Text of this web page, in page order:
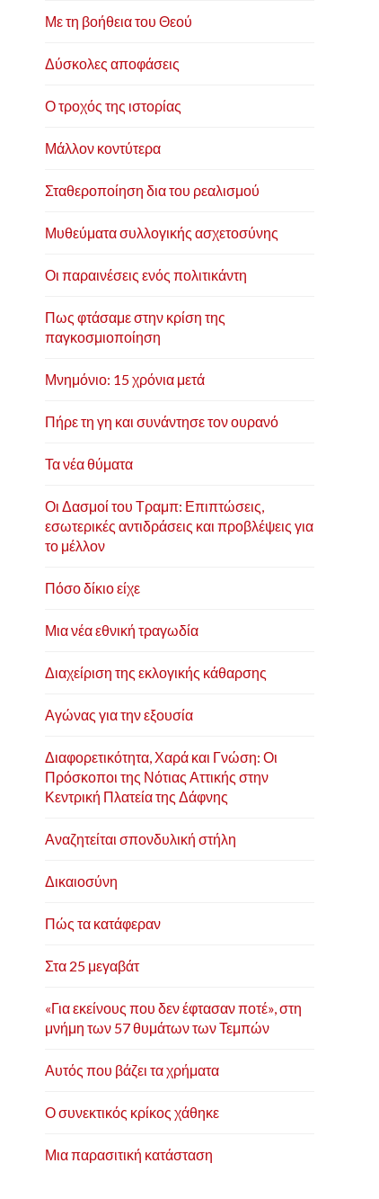
Με τη βοήθεια του Θεού
Δύσκολες αποφάσεις
Ο τροχός της ιστορίας
Μάλλον κοντύτερα
Σταθεροποίηση δια του ρεαλισμού
Μυθεύματα συλλογικής ασχετοσύνης
Οι παραινέσεις ενός πολιτικάντη
Πως φτάσαμε στην κρίση της
παγκοσμιοποίηση
Μνημόνιο: 15 χρόνια μετά
Πήρε τη γη και συνάντησε τον ουρανό
Τα νέα θύματα
Οι Δασμοί του Τραμπ: Επιπτώσεις,
εσωτερικές αντιδράσεις και προβλέψεις για
το μέλλον
Πόσο δίκιο είχε
Μια νέα εθνική τραγωδία
Διαχείριση της εκλογικής κάθαρσης
Αγώνας για την εξουσία
Διαφορετικότητα, Χαρά και Γνώση: Οι
Πρόσκοποι της Νότιας Αττικής στην
Κεντρική Πλατεία της Δάφνης
Αναζητείται σπονδυλική στήλη
Δικαιοσύνη
Πώς τα κατάφεραν
Στα 25 μεγαβάτ
«Για εκείνους που δεν έφτασαν ποτέ», στη
μνήμη των 57 θυμάτων των Τεμπών
Αυτός που βάζει τα χρήματα
Ο συνεκτικός κρίκος χάθηκε
Μια παρασιτική κατάσταση